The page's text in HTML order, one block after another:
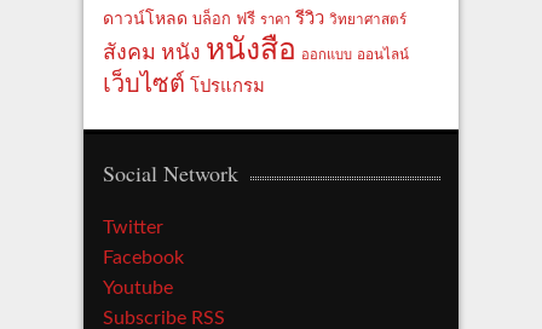
ดาวน์โหลด บล็อก ฟรี ราคา รีวิว วิทยาศาสตร์
สังคม หนัง หนังสือ ออกแบบ ออนไลน์
เว็บไซต์ โปรแกรม
Social Network
Twitter
Facebook
Youtube
Subscribe RSS